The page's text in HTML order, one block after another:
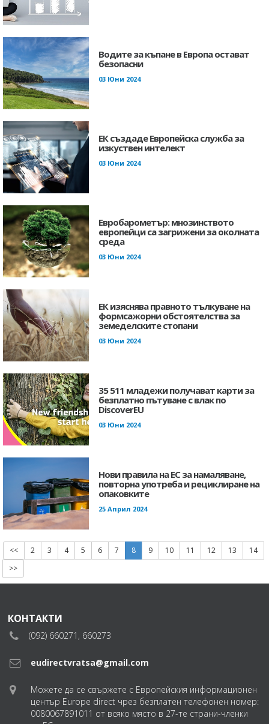
Водите за къпане в Европа остават
безопасни
03 Юни 2024
ЕК създаде Европейска служба за
изкуствен интелект
03 Юни 2024
Евробарометър: мнозинството
европейци са загрижени за околната
среда
03 Юни 2024
ЕК изяснява правното тълкуване на
формсажорни обстоятелства за
земеделските стопани
03 Юни 2024
35 511 младежи получават карти за
безплатно пътуване с влак по
DiscoverEU
03 Юни 2024
Нови правила на ЕС за намаляване,
повторна употреба и рециклиране на
опаковките
25 Април 2024
<< 2 3 4 5 6 7 8 9 10 11 12 13
14
>>
КОНТАКТИ
(092) 660271, 660273
eudirectvratsa@gmail.com
Можете да се свържете с Европейския информационен
център Europe direct чрез безплатен телефонен номер:
0080067891011 от всяко място в 27-те страни-членки